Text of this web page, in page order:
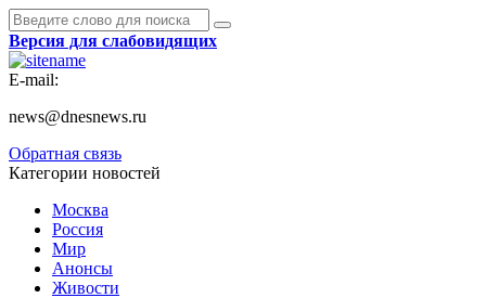
Версия для слабовидящих
E-mail:
news@dnesnews.ru
Обратная связь
Категории новостей
Москва
Россия
Мир
Анонсы
Живости